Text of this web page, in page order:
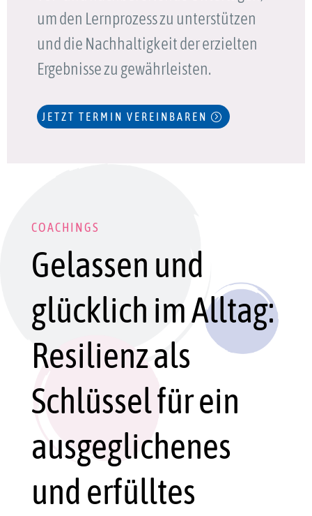
um den Lernprozess zu unterstützen
und die Nachhaltigkeit der erzielten
Ergebnisse zu gewährleisten.
JETZT TERMIN VEREINBAREN
COACHINGS
Gelassen und
glücklich im Alltag:
Resilienz als
Schlüssel für ein
ausgeglichenes
und erfülltes